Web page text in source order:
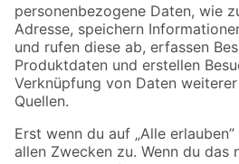
Zahlungsarten
Sicher einkaufen